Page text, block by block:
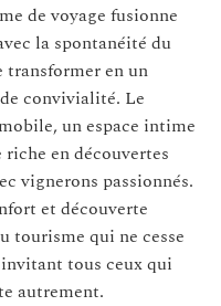
de voyage fusionne
la spontanéité du
transformer en un
convivialité. Le
un espace intime
riche en découvertes
vignerons passionnés.
et découverte
tourisme qui ne cesse
tous ceux qui
autrement.